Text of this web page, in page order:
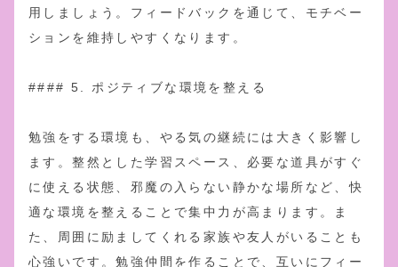
用しましょう。フィードバックを通じて、モチベー
ションを維持しやすくなります。
#### 5. ポジティブな環境を整える
勉強をする環境も、やる気の継続には大きく影響し
ます。整然とした学習スペース、必要な道具がすぐ
に使える状態、邪魔の入らない静かな場所など、快
適な環境を整えることで集中力が高まります。ま
た、周囲に励ましてくれる家族や友人がいることも
心強いです。勉強仲間を作ることで、互いにフィー